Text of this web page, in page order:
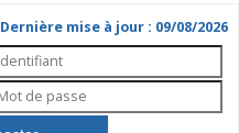
Dernière mise à jour : 09/08/2026